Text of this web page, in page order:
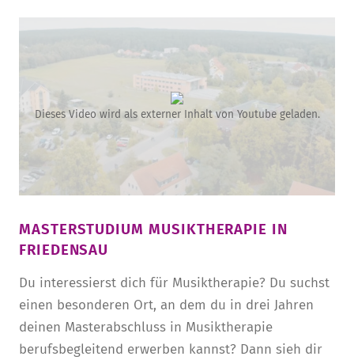
Dieses Video wird als externer Inhalt von Youtube geladen.
MASTERSTUDIUM MUSIKTHERAPIE IN
FRIEDENSAU
Du interessierst dich für Musiktherapie? Du suchst
einen besonderen Ort, an dem du in drei Jahren
deinen Masterabschluss in Musiktherapie
berufsbegleitend erwerben kannst? Dann sieh dir